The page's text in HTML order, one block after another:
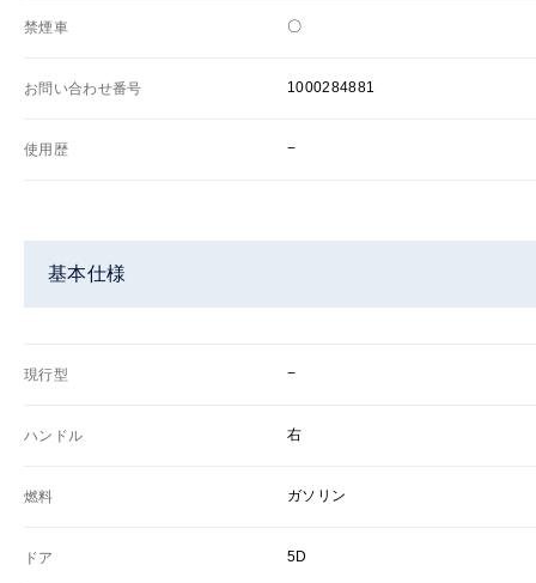
禁煙車 〇
お問い合わせ番号 1000284881
使用歴 −
基本仕様
現行型 −
ハンドル 右
燃料 ガソリン
ドア 5D